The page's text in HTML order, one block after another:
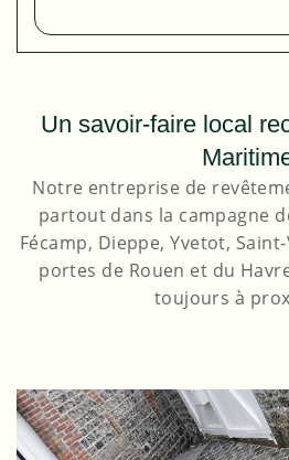
Un savoir-faire local
Notre entreprise de
partout dans la campagne
Fécamp, Dieppe, Yvetot,
portes de Rouen et du
toujours à